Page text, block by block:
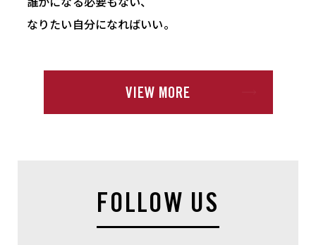
なりたい自分になればいい。
VIEW MORE
FOLLOW US